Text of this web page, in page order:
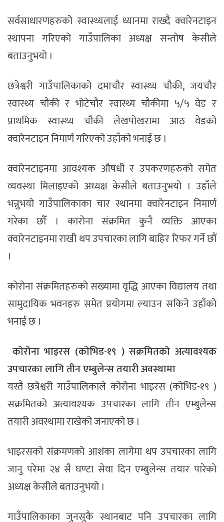
सर्वसाधारणहरुको स्वास्थ्यलाई ध्यानमा राख्दै क्वारेनटाइन
स्थापना गरिएको गाउँपालिका अध्यक्ष सन्तोष केसीले
बताउनुभयो ।
छत्रेश्वरी गाउँपालिकाको दमाचौर स्वास्थ्य चौकी, जयचौर
स्वास्थ्य चौकी र भोटेचौर स्वास्थ्य चौकीमा ५/५ वेड र
प्राथमिक स्वास्थ्य चौकी लेखपोखरामा आठ वेडको
क्वारेनटाइन निमार्ण गरिएको उहाँको भनाई छ ।
क्वारेनटाइनमा आवश्यक औषधी र उपकरणहरुको समेत
व्यवस्था मिलाइएको अध्यक्ष केसीले बताउनुभयो । उहाँले
भन्नुभयो गाउँपालिकाका चार स्थानमा क्वारेनटाइन निमार्ण
गरेका छौँ । कारोना संक्रमित कुनै व्यक्ति आएका
क्वारेनटाइनमा राखी थप उपचारका लागि बाहिर रिफर गर्ने छौं
।
कोरोना संक्रमितहरुको सख्यामा वृद्धि आएका विद्यालय तथा
सामुदायिक भवनहरु समेत प्रयोगमा ल्याउन सकिने उहाँको
भनाई छ ।
कोरोना भाइरस (कोभिड-१९ ) सक्रमितको अत्यावश्यक
उपचारका लागि तीन एम्बुलेन्स तयारी अवस्थामा
यस्तै छत्रेश्वरी गाउँपालिकाले कोरोना भाइरस (कोभिड-१९ )
सक्रमितको अत्यावश्यक उपचारका लागि तीन एम्बुलेन्स
तयारी अवस्थामा राखेको जनाएको छ ।
भाइरसको संक्रमणको आशंका लागेमा थप उपचारका लागि
जानु परेमा २४ सै घण्टा सेवा दिन एम्बुलेन्स तयार पारेको
अध्यक्ष केसीले बताउनुभयो ।
गाउँपालिकाका जुनसुकै स्थानबाट पनि उपचारका लागि